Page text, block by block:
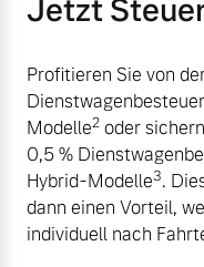
Jetzt
Profitieren Sie von
Modelle2 oder
0,5 %
Hybrid-Modelle3.
dann einen Vorteil,
individuell nach